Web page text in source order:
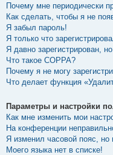
Почему мне периодически
Как сделать, чтобы я не
Я забыл пароль!
Я только что
Я давно зарегистрирован,
Что такое COPPA?
Почему я не могу
Что делает функция
Параметры и настройки
Как мне изменить мои
На конференции
Я изменил часовой пояс, но
Моего языка нет в списке!